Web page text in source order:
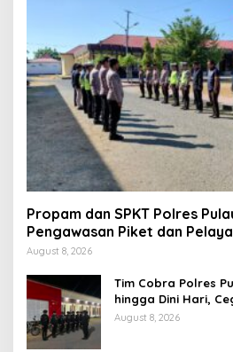
Propam dan SPKT Polres
Pengawasan Piket dan
Selama 1×24 Jam
August 8, 2026
Tim Cobra Polres
hingga Dini Hari,
Gangguan
August 8, 2026